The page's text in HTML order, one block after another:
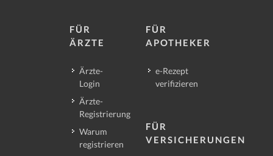
FÜR
ÄRZTE
Ärzte-
Login
Ärzte-
Registrierung
Warum
registrieren
FÜR
APOTHEKER
e-Rezept
verifizieren
FÜR
VERSICHERUNGEN